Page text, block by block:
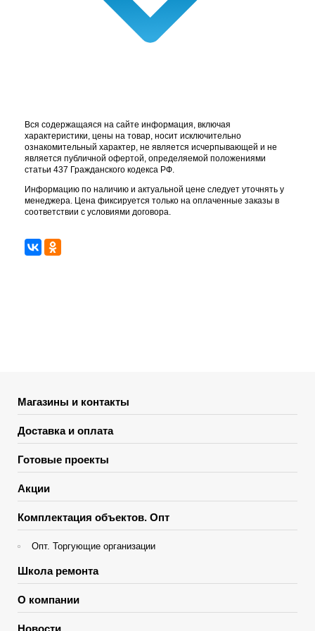
Вся содержащаяся на сайте информация, включая
характеристики, цены на товар, носит исключительно
ознакомительный характер, не является исчерпывающей и не
является публичной офертой, определяемой положениями
статьи 437 Гражданского кодекса РФ.
Информацию по наличию и актуальной цене следует уточнять у
менеджера. Цена фиксируется только на оплаченные заказы в
соответствии с условиями договора.
Магазины и контакты
Доставка и оплата
Готовые проекты
Акции
Комплектация объектов. Опт
Опт. Торгующие организации
Школа ремонта
О компании